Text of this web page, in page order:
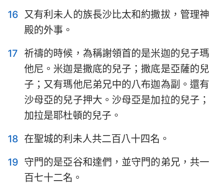
1 2 3 5 6
7
16 又有利未人的族長沙比太和約撒拔，管理神
殿的外事。
17
祈禱的時候，為稱謝領首的是米迦的兒子瑪
他尼。米迦是撒底的兒子；撒底是亞薩的兒
子；又有瑪他尼弟兄中的八布迦為副。還有
沙母亞的兒子押大。沙母亞是加拉的兒子；
加拉是耶杜頓的兒子。
18 在聖城的利未人共二百八十四名。
19 守門的是亞谷和達們，並守門的弟兄，共一
百七十二名。